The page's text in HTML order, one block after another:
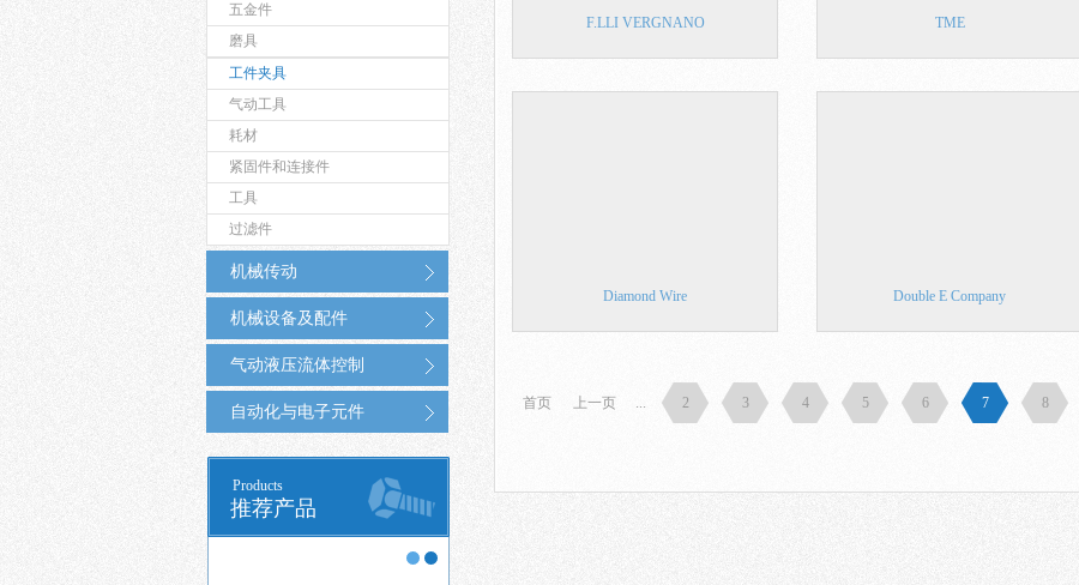
五金件
磨具
工件夹具
气动工具
耗材
紧固件和连接件
工具
过滤件
机械传动
机械设备及配件
气动液压流体控制
自动化与电子元件
推荐产品
Products
F.LLI VERGNANO TME
Diamond Wire Double E Company
首页 上一页 ... 2 3 4 5 6 7 8